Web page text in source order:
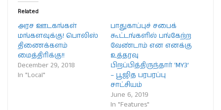
Related
அரச ஊடகங்கள்
மங்களவுக்கு! பொலிஸ்
திணைக்களம்
மைத்திரிக்கு!!
December 29, 2018
In "Local"
பாதுகாப்புச் சபைக்
கூட்டங்களில் பங்கேற்ற
வேண்டாம் என எனக்கு
உத்தரவு
பிறப்பித்திருந்தார் ‘MY3’
– பூஜித பரபரப்பு
சாட்சியம்
June 6, 2019
In "Features"